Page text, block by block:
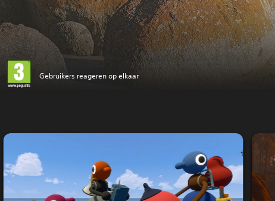
Gebruikers reageren op elkaar